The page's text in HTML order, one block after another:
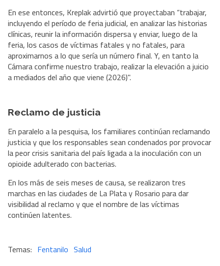
En ese entonces, Kreplak advirtió que proyectaban “trabajar,
incluyendo el período de feria judicial, en analizar las historias
clínicas, reunir la información dispersa y enviar, luego de la
feria, los casos de víctimas fatales y no fatales, para
aproximarnos a lo que sería un número final. Y, en tanto la
Cámara confirme nuestro trabajo, realizar la elevación a juicio
a mediados del año que viene (2026)".
Reclamo de justicia
En paralelo a la pesquisa, los familiares continúan reclamando
justicia y que los responsables sean condenados por provocar
la peor crisis sanitaria del país ligada a la inoculación con un
opioide adulterado con bacterias.
En los más de seis meses de causa, se realizaron tres
marchas en las ciudades de La Plata y Rosario para dar
visibilidad al reclamo y que el nombre de las víctimas
continúen latentes.
Fentanilo Salud